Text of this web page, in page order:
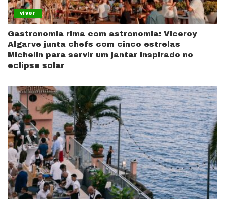
viver
Gastronomia rima com astronomia: Viceroy
Algarve junta chefs com cinco estrelas
Michelin para servir um jantar inspirado no
eclipse solar